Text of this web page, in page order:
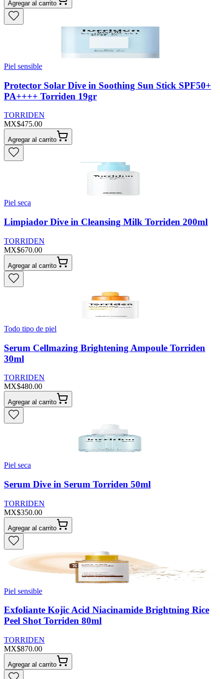
Agregar al carrito
Piel sensible
Protector Solar Dive in Soothing Sun Stick SPF50+
PA++++ Torriden 19gr
TORRIDEN
MX$475.00
Agregar al carrito
Piel seca
Limpiador Dive in Cleansing Milk Torriden 200ml
TORRIDEN
MX$670.00
Agregar al carrito
Todo tipo de piel
Serum Cellmazing Brightening Ampoule Torriden
30ml
TORRIDEN
MX$480.00
Agregar al carrito
Piel seca
Serum Dive in Serum Torriden 50ml
TORRIDEN
MX$350.00
Agregar al carrito
Piel sensible
Exfoliante Kojic Acid Niacinamide Brightning Rice
Peel Shot Torriden 80ml
TORRIDEN
MX$870.00
Agregar al carrito